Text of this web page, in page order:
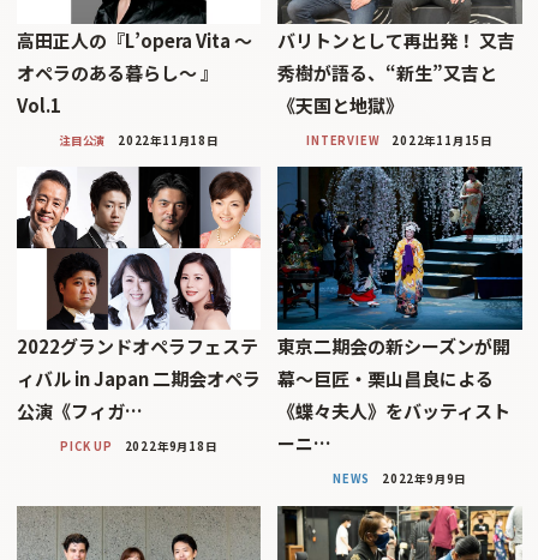
高田正人の『L’opera Vita 〜
オペラのある暮らし〜 』
Vol.1
注目公演 2022年11月18日
バリトンとして再出発！ 又吉
秀樹が語る、“新生”又吉と
《天国と地獄》
INTERVIEW 2022年11月15日
2022グランドオペラフェステ
ィバル in Japan 二期会オペラ
公演《フィガ…
PICK UP 2022年9月18日
東京二期会の新シーズンが開
幕〜巨匠・栗山昌良による
《蝶々夫人》をバッティスト
ーニ…
NEWS 2022年9月9日